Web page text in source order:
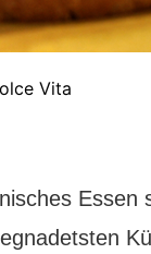
Vita
Essen